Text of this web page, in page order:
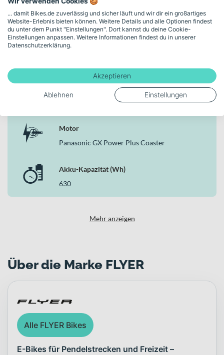
Rahmenhöhe
28" - S
Schaltungstyp
Hydraulische Scheibenbremse
Motor
Panasonic GX Power Plus Coaster
Akku-Kapazität (Wh)
630
Mehr anzeigen
Über die Marke FLYER
Alle FLYER Bikes
E-Bikes für Pendelstrecken und Freizeit –
... damit Bikes.de zuverlässig und sicher läuft und wir dir ein großartiges
Website-Erlebnis bieten können. Weitere Details und alle Optionen findest
du unter dem Punkt "Einstellungen". Dort kannst du deine Cookie-
Einstellungen anpassen. Weitere Informationen findest du in unserer
Datenschutzerklärung.
Akzeptieren
Ablehnen Einstellungen